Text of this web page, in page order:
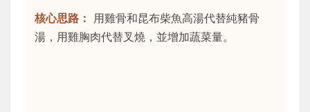
核心思路： 用雞骨和昆布柴魚高湯代替純豬骨
湯，用雞胸肉代替叉燒，並增加蔬菜量。